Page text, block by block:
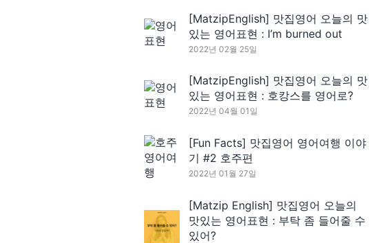
[MatzipEnglish] 맛집영어 오늘의 맛
있는 영어표현 : I’m burned out
2022년 02월 25일
[MatzipEnglish] 맛집영어 오늘의 맛
있는 영어표현 : 호캉스를 영어로?
2022년 04월 01일
[Fun Facts] 맛집영어 영어여행 이야
기 #2 호주편
2022년 01월 27일
[Matzip English] 맛집영어 오늘의
맛있는 영어표현 : 부탁 좀 들어줄 수
있어?